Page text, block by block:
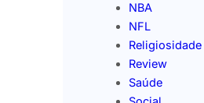
NBA
NFL
Religiosidade
Review
Saúde